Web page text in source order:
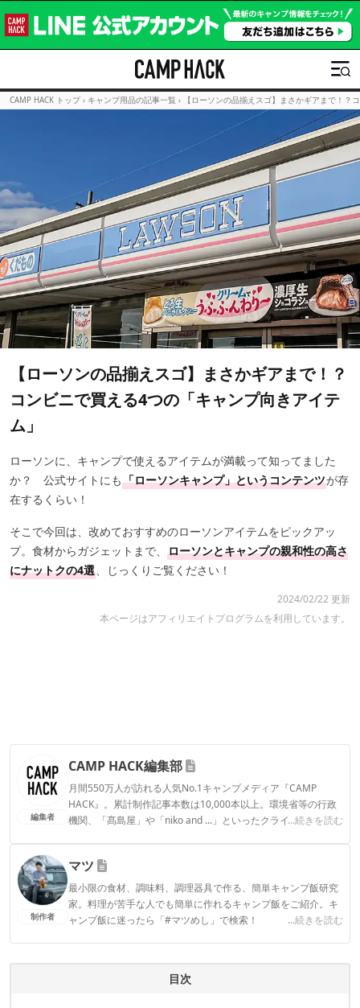
CAMP HACK トップ › キャンプ用品の記事一覧 › 【ローソンの品揃えスゴ】まさかギアまで！？
【ローソンの品揃えスゴ】まさかギアまで！？
コンビニで買える4つの「キャンプ向きアイテ
ム」
ローソンに、キャンプで使えるアイテムが満載って知ってました
か？ 公式サイトにも「ローソンキャンプ」というコンテンツが存
在するくらい！
そこで今回は、改めておすすめのローソンアイテムをピックアッ
プ。食材からガジェットまで、 ローソンとキャンプの親和性の高さ
にナットクの4選、じっくりご覧ください！
2024/02/22 更新
本ページはアフィリエイトプログラムを利用しています。
編集者
CAMP HACK編集部
月間550万人が訪れる人気No.1キャンプメディア『CAMP
HACK』。累計制作記事本数は10,000本以上。環境省等の行政
機関、「髙島屋」や「niko and ...」といったクライアントとの
...続きを読む
CAMP HACK編集部のプロフィール
制作者
マツ
最小限の食材、調味料、調理器具で作る、簡単キャンプ飯研究
家。料理が苦手な人でも簡単に作れるキャンプ飯をご紹介。キ
ャンプ飯に迷ったら「#マツめし」で検索！
...続きを読む
マツのプロフィール
目次